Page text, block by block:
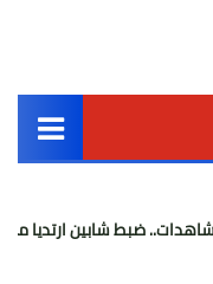
مصرارتديا ملابس نسائية وبثا